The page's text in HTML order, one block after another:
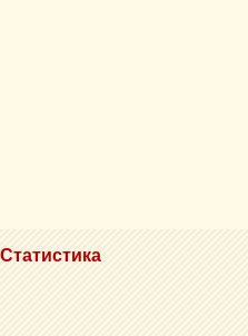
Статистика